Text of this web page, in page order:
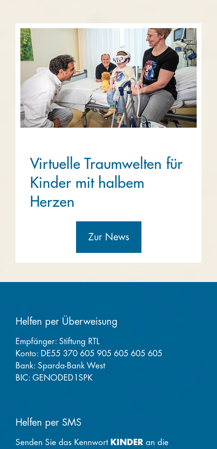
Virtuelle Traumwelten für
Kinder mit halbem
Herzen
Zur News
Helfen per Überweisung
Empfänger: Stiftung RTL
Konto: DE55 370 605 905 605 605 605
Bank: Sparda-Bank West
BIC: GENODED1SPK
Helfen per SMS
Senden Sie das Kennwort KINDER an die